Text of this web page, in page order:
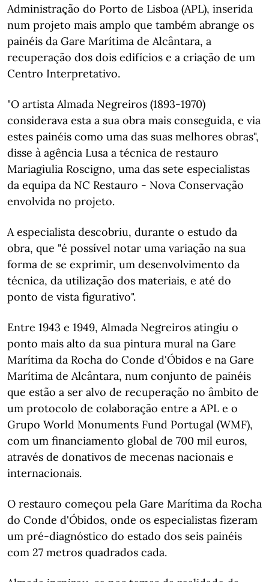
Administração do Porto de Lisboa (APL), inserida
num projeto mais amplo que também abrange os
painéis da Gare Marítima de Alcântara, a
recuperação dos dois edifícios e a criação de um
Centro Interpretativo.
"O artista Almada Negreiros (1893-1970)
considerava esta a sua obra mais conseguida, e via
estes painéis como uma das suas melhores obras",
disse à agência Lusa a técnica de restauro
Mariagiulia Roscigno, uma das sete especialistas
da equipa da NC Restauro - Nova Conservação
envolvida no projeto.
A especialista descobriu, durante o estudo da
obra, que "é possível notar uma variação na sua
forma de se exprimir, um desenvolvimento da
técnica, da utilização dos materiais, e até do
ponto de vista figurativo".
Entre 1943 e 1949, Almada Negreiros atingiu o
ponto mais alto da sua pintura mural na Gare
Marítima da Rocha do Conde d'Óbidos e na Gare
Marítima de Alcântara, num conjunto de painéis
que estão a ser alvo de recuperação no âmbito de
um protocolo de colaboração entre a APL e o
Grupo World Monuments Fund Portugal (WMF),
com um financiamento global de 700 mil euros,
através de donativos de mecenas nacionais e
internacionais.
O restauro começou pela Gare Marítima da Rocha
do Conde d'Óbidos, onde os especialistas fizeram
um pré-diagnóstico do estado dos seis painéis
com 27 metros quadrados cada.